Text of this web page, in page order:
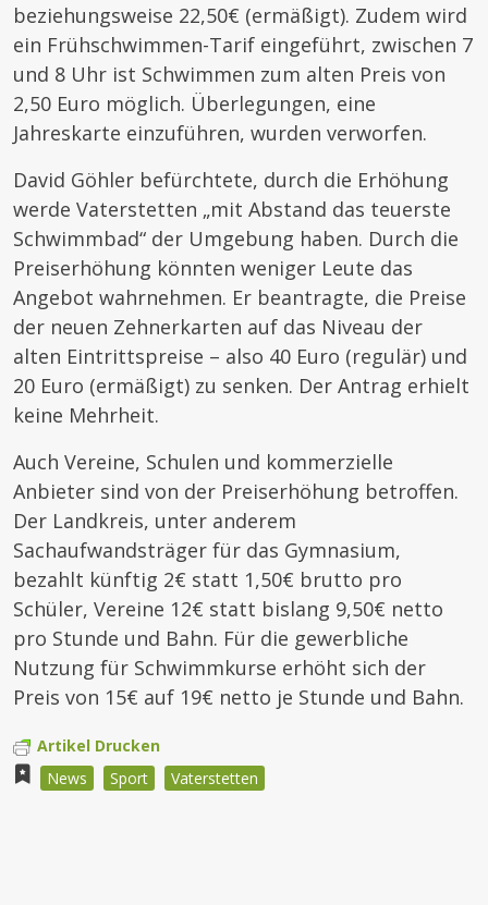
beziehungsweise 22,50€ (ermäßigt). Zudem wird
ein Frühschwimmen-Tarif eingeführt, zwischen 7
und 8 Uhr ist Schwimmen zum alten Preis von
2,50 Euro möglich. Überlegungen, eine
Jahreskarte einzuführen, wurden verworfen.
David Göhler befürchtete, durch die Erhöhung
werde Vaterstetten „mit Abstand das teuerste
Schwimmbad“ der Umgebung haben. Durch die
Preiserhöhung könnten weniger Leute das
Angebot wahrnehmen. Er beantragte, die Preise
der neuen Zehnerkarten auf das Niveau der
alten Eintrittspreise – also 40 Euro (regulär) und
20 Euro (ermäßigt) zu senken. Der Antrag erhielt
keine Mehrheit.
Auch Vereine, Schulen und kommerzielle
Anbieter sind von der Preiserhöhung betroffen.
Der Landkreis, unter anderem
Sachaufwandsträger für das Gymnasium,
bezahlt künftig 2€ statt 1,50€ brutto pro
Schüler, Vereine 12€ statt bislang 9,50€ netto
pro Stunde und Bahn. Für die gewerbliche
Nutzung für Schwimmkurse erhöht sich der
Preis von 15€ auf 19€ netto je Stunde und Bahn.
Artikel Drucken
News
Sport Vaterstetten